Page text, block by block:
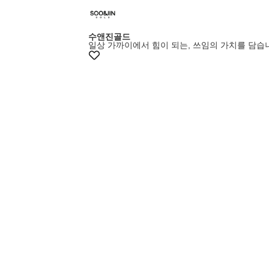
수앤진골드
일상 가까이에서 힘이 되는, 쓰임의 가치를 담습